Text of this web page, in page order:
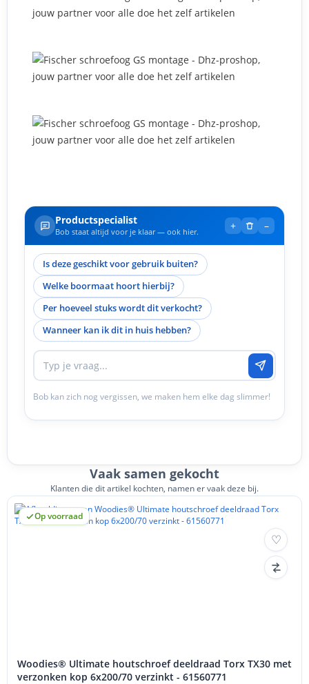
Productspecialist
Bob staat altijd voor je klaar — ook hier. + –
Is deze geschikt voor gebruik buiten?
Welke boormaat hoort hierbij?
Per hoeveel stuks wordt dit verkocht?
Wanneer kan ik dit in huis hebben?
Bob kan zich nog vergissen, we maken hem elke dag slimmer!
Vaak samen gekocht
Klanten die dit artikel kochten, namen er vaak deze bij.
Op voorraad
Woodies® Ultimate houtschroef deeldraad Torx TX30 met
verzonken kop 6x200/70 verzinkt - 61560771